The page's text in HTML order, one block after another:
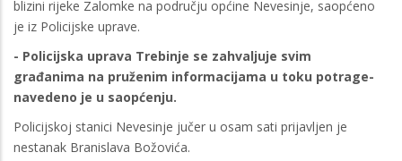
blizini rijeke Zalomke na području općine Nevesinje, saopćeno
je iz Policijske uprave.
- Policijska uprava Trebinje se zahvaljuje svim
građanima na pruženim informacijama u toku potrage-
navedeno je u saopćenju.
Policijskoj stanici Nevesinje jučer u osam sati prijavljen je
nestanak Branislava Božovića.